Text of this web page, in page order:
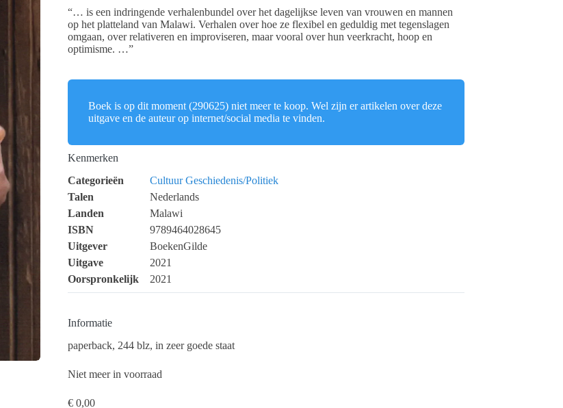
“… is een indringende verhalenbundel over het dagelijkse leven van vrouwen en mannen
op het platteland van Malawi. Verhalen over hoe ze flexibel en geduldig met tegenslagen
omgaan, over relativeren en improviseren, maar vooral over hun veerkracht, hoop en
optimisme. …”
Boek is op dit moment (290625) niet meer te koop. Wel zijn er artikelen over deze
uitgave en de auteur op internet/social media te vinden.
Kenmerken
Categorieën
Cultuur Geschiedenis/Politiek
Talen
Nederlands
Landen
Malawi
ISBN
9789464028645
Uitgever
BoekenGilde
Uitgave
2021
Oorspronkelijk
2021
Informatie
paperback, 244 blz, in zeer goede staat
Niet meer in voorraad
€ 0,00